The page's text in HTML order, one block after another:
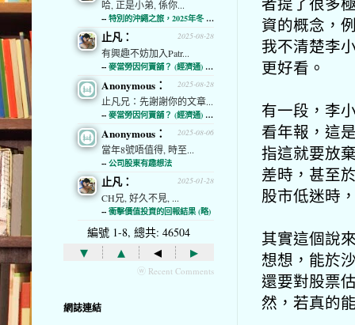
資的概念，
我不清楚李
更好看。
有一段，李
看年報，這
指這就要放
差時，甚至
股市低迷時
其實這個說
想想，能於
還要對股票
然，若真的
哈, 正是小弟, 係你...
-- 特別的沖繩之旅，2025年冬 (經濟通)
2025-08-28
止凡：
有興趣不妨加入Patr...
-- 麥當勞因何賣舖？ (經濟通) (略)
2025-08-28
Anonymous：
止凡兄：先謝謝你的文章...
-- 麥當勞因何賣舖？ (經濟通) (略)
2025-08-06
Anonymous：
當年8號唔值得, 時至...
-- 公司股東有趣想法
2025-01-28
止凡：
CH兄, 好久不見, ...
-- 衝擊價值投資的回報結果 (略)
編號 1-8, 總共: 46504
▾ ▴ ◂ ▸
ⓦ Recent Comments
網誌連結